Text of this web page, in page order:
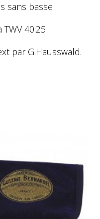
sans basse
TWV 40:25
par G.Hausswald.